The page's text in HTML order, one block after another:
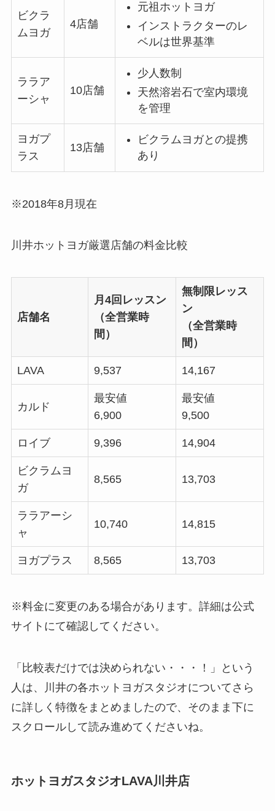
ビクラ
ムヨガ
4店舗
元祖ホットヨガ
インストラクターのレ
ベルは世界基準
ララア
ーシャ
10店舗
少人数制
天然溶岩石で室内環境
を管理
ヨガプ
ラス
13店舗
ビクラムヨガとの提携
あり
※2018年8月現在
川井ホットヨガ厳選店舗の料金比較
店舗名
月4回レッスン
（全営業時
間）
無制限レッス
ン
（全営業時
間）
LAVA 9,537 14,167
カルド
最安値
6,900
最安値
9,500
ロイブ 9,396 14,904
ビクラムヨ
ガ
8,565 13,703
ララアーシ
ャ
10,740 14,815
ヨガプラス 8,565 13,703
※料金に変更のある場合があります。詳細は公式
サイトにて確認してください。
「比較表だけでは決められない・・・！」という
人は、川井の各ホットヨガスタジオについてさら
に詳しく特徴をまとめましたので、そのまま下に
スクロールして読み進めてくださいね。
ホットヨガスタジオLAVA川井店